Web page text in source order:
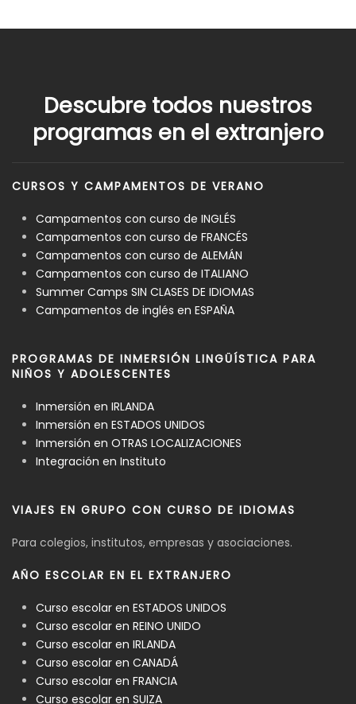
Descubre todos nuestros
programas en el extranjero
CURSOS Y CAMPAMENTOS DE VERANO
Campamentos con curso de INGLÉS
Campamentos con curso de FRANCÉS
Campamentos con curso de ALEMÁN
Campamentos con curso de ITALIANO
Summer Camps SIN CLASES DE IDIOMAS
Campamentos de inglés en ESPAÑA
PROGRAMAS DE INMERSIÓN LINGÜÍSTICA PARA
NIÑOS Y ADOLESCENTES
Inmersión en IRLANDA
Inmersión en ESTADOS UNIDOS
Inmersión en OTRAS LOCALIZACIONES
Integración en Instituto
VIAJES EN GRUPO CON CURSO DE IDIOMAS
Para colegios, institutos, empresas y asociaciones.
AÑO ESCOLAR EN EL EXTRANJERO
Curso escolar en ESTADOS UNIDOS
Curso escolar en REINO UNIDO
Curso escolar en IRLANDA
Curso escolar en CANADÁ
Curso escolar en FRANCIA
Curso escolar en SUIZA